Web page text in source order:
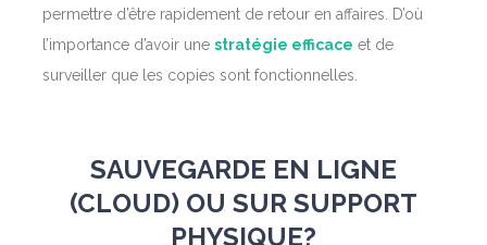
permettre d’être rapidement de retour en affaires. D’où
l’importance d’avoir une stratégie efficace et de
surveiller que les copies sont fonctionnelles.
SAUVEGARDE EN LIGNE
(CLOUD) OU SUR SUPPORT
PHYSIQUE?